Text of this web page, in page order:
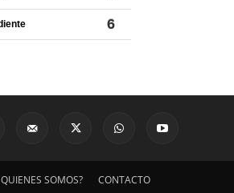
QUIENES SOMOS? CONTACTO